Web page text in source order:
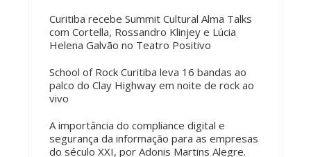
Curitiba recebe Summit Cultural Alma Talks
com Cortella, Rossandro Klinjey e Lúcia
Helena Galvão no Teatro Positivo
School of Rock Curitiba leva 16 bandas ao
palco do Clay Highway em noite de rock ao
vivo
A importância do compliance digital e
segurança da informação para as empresas
do século XXI, por Adonis Martins Alegre.